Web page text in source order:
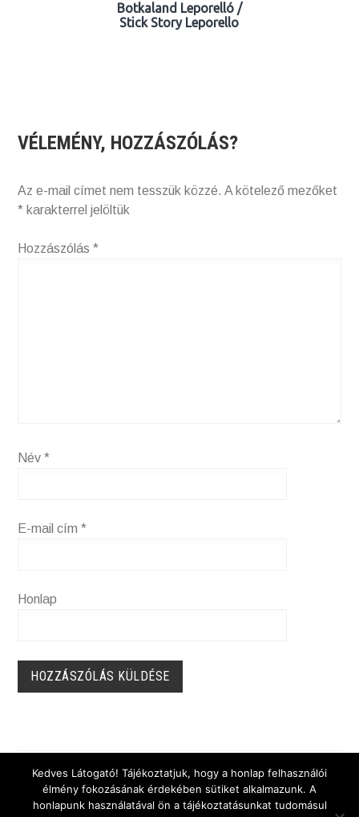
Botkaland Leporelló /
Stick Story Leporello
VÉLEMÉNY, HOZZÁSZÓLÁS?
Az e-mail címet nem tesszük közzé. A kötelező mezőket
* karakterrel jelöltük
Hozzászólás*
Név*
E-mail cím*
Honlap
BEJEGYZÉS
Cotonfioc Festival 2019
Jane Eyre Book Cover
Kedves Látogató! Tájékoztatjuk, hogy a honlap felhasználói
élmény fokozásának érdekében sütiket alkalmazunk. A
honlapunk használatával ön a tájékoztatásunkat tudomásul